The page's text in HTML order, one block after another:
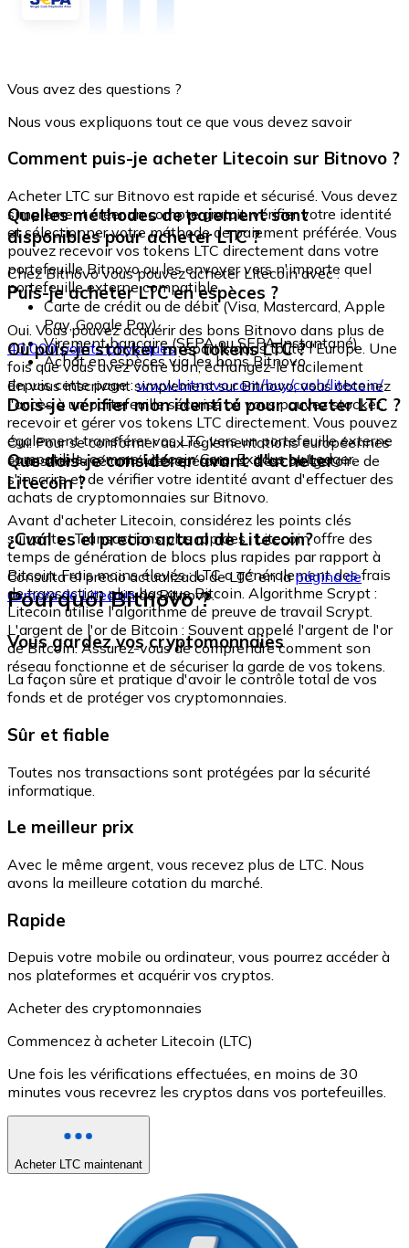
Vous avez des questions ?
Nous vous expliquons tout ce que vous devez savoir
Comment puis-je acheter Litecoin sur Bitnovo ?
Acheter LTC sur Bitnovo est rapide et sécurisé. Vous devez
simplement créer un compte gratuit, vérifier votre identité
et sélectionner votre méthode de paiement préférée. Vous
pouvez recevoir vos tokens LTC directement dans votre
portefeuille Bitnovo ou les envoyer vers n'importe quel
portefeuille externe compatible.
Quelles méthodes de paiement sont
disponibles pour acheter LTC ?
Chez Bitnovo vous pouvez acheter Litecoin avec :
Carte de crédit ou de débit (Visa, Mastercard, Apple
Pay, Google Pay)
Virement bancaire (SEPA ou SEPA Instantané)
Achat en espèces via les bons Bitnovo
Puis-je acheter LTC en espèces ?
Oui. Vous pouvez acquérir des bons Bitnovo dans plus de
40 000 points physiquesrépartis dans toute l'Europe. Une
fois que vous avez votre bon, échangez-le facilement
depuis cette page :www.bitnovo.com/buy/cash/litecoin/
Où puis-je stocker mes tokens LTC ?
En vous inscrivant simplement sur Bitnovo, vous obtenez
l'accès à un portefeuille sécurisé où vous pouvez stocker,
recevoir et gérer vos tokens LTC directement. Vous pouvez
également transférer vos LTC vers un portefeuille externe
compatible, comme Litecoin Core, Exodus ou Ledger.
Dois-je vérifier mon identité pour acheter LTC ?
Oui. Pour se conformer aux réglementations européennes
et assurer la sécurité des opérations, il est obligatoire de
s'inscrire et de vérifier votre identité avant d'effectuer des
achats de cryptomonnaies sur Bitnovo.
Que dois-je considérer avant d'acheter
Litecoin ?
Avant d'acheter Litecoin, considérez les points clés
suivants : Transactions plus rapides : Litecoin offre des
temps de génération de blocs plus rapides par rapport à
Bitcoin. Frais moins élevés : LTC a généralement des frais
de transaction plus bas que Bitcoin. Algorithme Scrypt :
Litecoin utilise l'algorithme de preuve de travail Scrypt.
L'argent de l'or de Bitcoin : Souvent appelé l'argent de l'or
de Bitcoin. Assurez-vous de comprendre comment son
réseau fonctionne et de sécuriser la garde de vos tokens.
¿Cuál es el precio actual de Litecoin?
Consulta el precio actualizado de LTC en lapágina de
compra de Litecoinde Bitnovo.
Pourquoi Bitnovo ?
Vous gardez vos cryptomonnaies
La façon sûre et pratique d'avoir le contrôle total de vos
fonds et de protéger vos cryptomonnaies.
Sûr et fiable
Toutes nos transactions sont protégées par la sécurité
informatique.
Le meilleur prix
Avec le même argent, vous recevez plus de LTC. Nous
avons la meilleure cotation du marché.
Rapide
Depuis votre mobile ou ordinateur, vous pourrez accéder à
nos plateformes et acquérir vos cryptos.
Acheter des cryptomonnaies
Commencez à acheter Litecoin (LTC)
Une fois les vérifications effectuées, en moins de 30
minutes vous recevrez les cryptos dans vos portefeuilles.
Acheter LTC maintenant